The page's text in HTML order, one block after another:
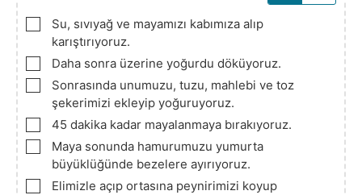
▢
Su, sıvıyağ ve mayamızı kabımıza alıp
karıştırıyoruz.
▢
Daha sonra üzerine yoğurdu döküyoruz.
▢
Sonrasında unumuzu, tuzu, mahlebi ve toz
şekerimizi ekleyip yoğuruyoruz.
▢
45 dakika kadar mayalanmaya bırakıyoruz.
▢
Maya sonunda hamurumuzu yumurta
büyüklüğünde bezelere ayırıyoruz.
▢
Elimizle açıp ortasına peynirimizi koyup